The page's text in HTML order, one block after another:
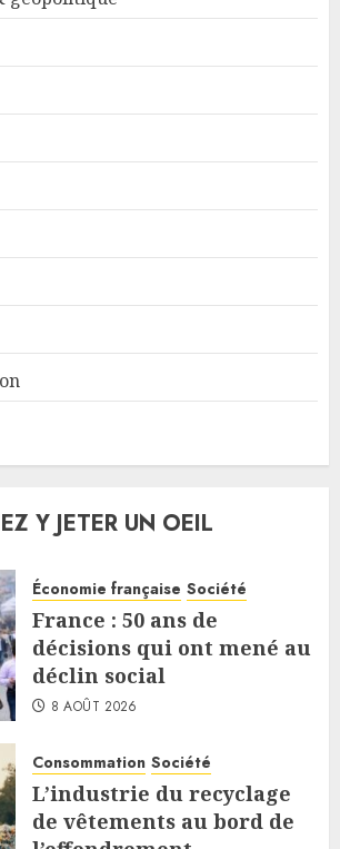
Y JETER UN OEIL
Économie française Société
France : 50 ans de
décisions qui ont mené au
déclin social
8 AOÛT 2026
Consommation Société
L’industrie du recyclage
de vêtements au bord de